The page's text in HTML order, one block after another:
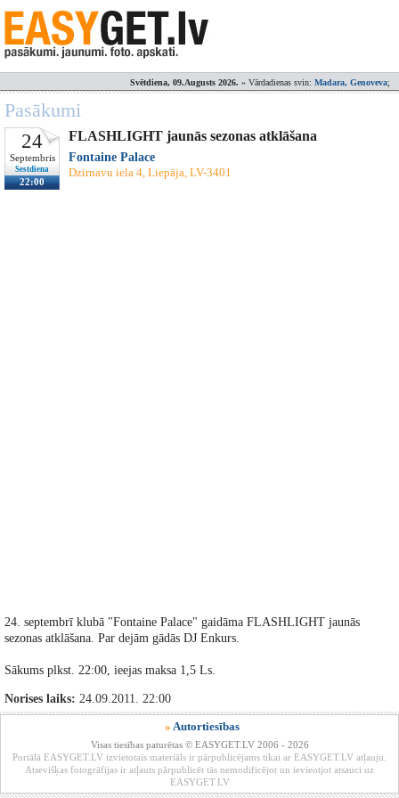
Svētdiena, 09.Augusts 2026. » Vārdadienas svin: Madara, Genoveva;
Pasākumi
24
Septembris
Sestdiena
22:00
FLASHLIGHT jaunās sezonas atklāšana
Fontaine Palace
Dzirnavu iela 4, Liepāja, LV-3401
24. septembrī klubā "Fontaine Palace" gaidāma FLASHLIGHT jaunās
sezonas atklāšana. Par dejām gādās DJ Enkurs.
Sākums plkst. 22:00, ieejas maksa 1,5 Ls.
Norises laiks: 24.09.2011. 22:00
» Autortiesības
Visas tiesības paturētas © EASYGET.LV 2006 - 2026
Portālā EASYGET.LV izvietotais materiāls ir pārpublicējams tikai ar EASYGET.LV atļauju.
Atsevišķas fotogrāfijas ir atļauts pārpublicēt tās nemodificējot un ievieotjot atsauci uz
EASYGET.LV